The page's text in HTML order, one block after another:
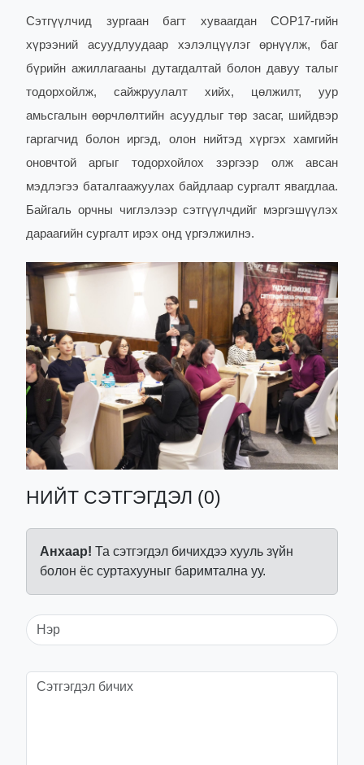
Сэтгүүлчид зургаан багт хуваагдан COP17-гийн
хүрээний асуудлуудаар хэлэлцүүлэг өрнүүлж, баг
бүрийн ажиллагааны дутагдалтай болон давуу талыг
тодорхойлж, сайжруулалт хийх, цөлжилт, уур
амьсгалын өөрчлөлтийн асуудлыг төр засаг, шийдвэр
гаргагчид болон иргэд, олон нийтэд хүргэх хамгийн
оновчтой аргыг тодорхойлох зэргээр олж авсан
мэдлэгээ баталгаажуулах байдлаар сургалт явагдлаа.
Байгаль орчны чиглэлээр сэтгүүлчдийг мэргэшүүлэх
дараагийн сургалт ирэх онд үргэлжилнэ.
НИЙТ СЭТГЭГДЭЛ (0)
Анхаар! Та сэтгэгдэл бичихдээ хууль зүйн
болон ёс суртахууныг баримтална уу.